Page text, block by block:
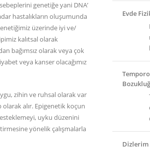
genetiğe yani DNA’
hastalıkların oluşumunda
üzerinde iyi ve/
kalıtsal olarak
bağımsız olarak veya çok
veya kanser olacağımız
zihin ve ruhsal olarak var
alır. Epigenetik koçun
uyku düzenini
yönelik çalışmalarla
Evde
Dizlerim